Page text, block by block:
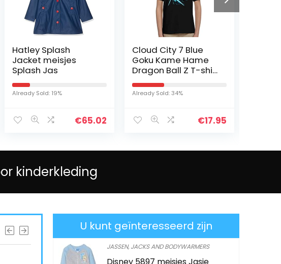
Hatley Splash
Jacket meisjes
Splash Jas
Already Sold: 19%
€65.02
Cloud City 7 Blue
Goku Kame Hame
Dragon Ball Z T-shirt
voor kinderen
Already Sold: 34%
€17.95
kinderkleding
U kunt geïnteresseerd zijn
JASSEN, JACKS AND BODYWARMERS